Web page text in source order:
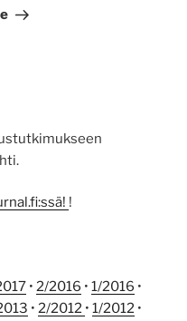
!
• 2/2016 • 1/2016 •
• 2/2012 • 1/2012 •